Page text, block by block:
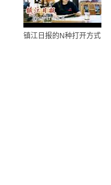
镇江日报的N种打开方式